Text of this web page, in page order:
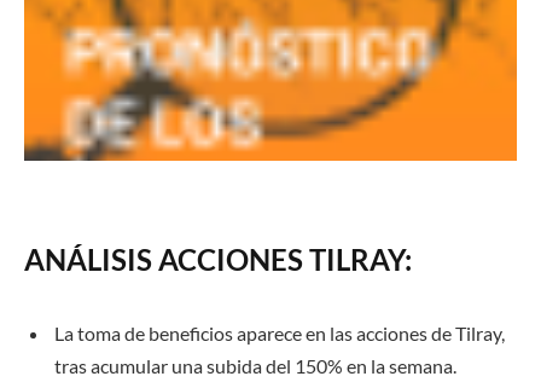
ANÁLISIS ACCIONES TILRAY:
La toma de beneficios aparece en las acciones de Tilray,
tras acumular una subida del 150% en la semana.